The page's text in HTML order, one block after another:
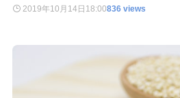
2019年10月14日 18:00836 views